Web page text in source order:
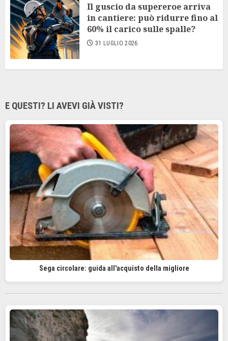
Il guscio da supereroe arriva
in cantiere: può ridurre fino al
60% il carico sulle spalle?
31 LUGLIO 2026
E QUESTI? LI AVEVI GIÀ VISTI?
Sega circolare: guida all'acquisto della migliore